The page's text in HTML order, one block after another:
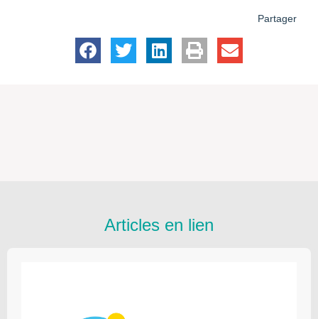
Partager
Articles en lien